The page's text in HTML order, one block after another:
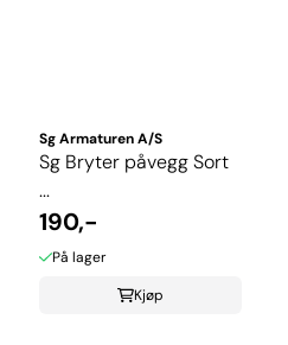
Sg Armaturen A/S
Sg Bryter påvegg Sort
...
190,-
På lager
Kjøp